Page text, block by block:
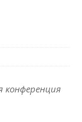
конференция